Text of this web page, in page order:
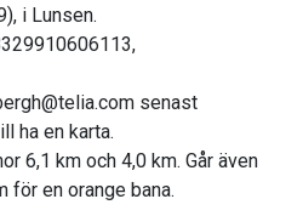
i Lunsen.
senast
ha en karta.
6,1 km och 4,0 km. Går även
för en orange bana.